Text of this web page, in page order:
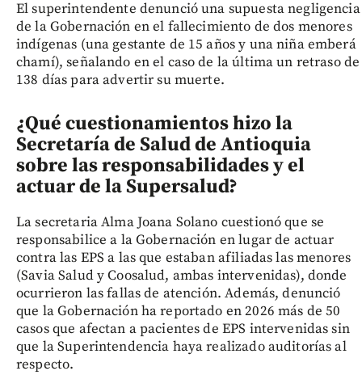
El superintendente denunció una supuesta negligencia
de la Gobernación en el fallecimiento de dos menores
indígenas (una gestante de 15 años y una niña emberá
chamí), señalando en el caso de la última un retraso de
138 días para advertir su muerte.
¿Qué cuestionamientos hizo la
Secretaría de Salud de Antioquia
sobre las responsabilidades y el
actuar de la Supersalud?
La secretaria Alma Joana Solano cuestionó que se
responsabilice a la Gobernación en lugar de actuar
contra las EPS a las que estaban afiliadas las menores
(Savia Salud y Coosalud, ambas intervenidas), donde
ocurrieron las fallas de atención. Además, denunció
que la Gobernación ha reportado en 2026 más de 50
casos que afectan a pacientes de EPS intervenidas sin
que la Superintendencia haya realizado auditorías al
respecto.